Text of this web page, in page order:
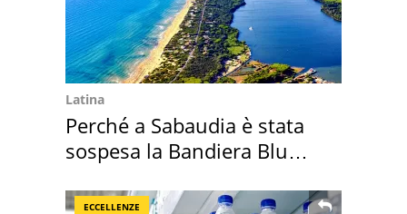
Latina
Perché a Sabaudia è stata
sospesa la Bandiera Blu
ECCELLENZE